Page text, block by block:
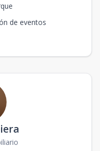
de eventos